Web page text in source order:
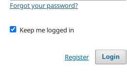
Forgot your password?
Keep me logged in
Login
Register